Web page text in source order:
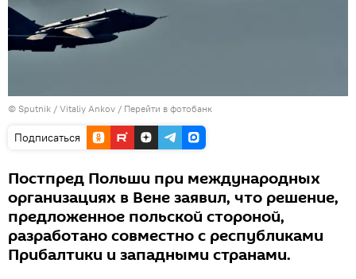
© Sputnik / Vitaliy Ankov / Перейти в фотобанк
Подписаться
Постпред Польши при международных
организациях в Вене заявил, что решение,
предложенное польской стороной,
разработано совместно с республиками
Прибалтики и западными странами.